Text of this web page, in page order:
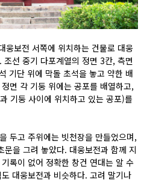
웅보전 서쪽에 위치하는 건물로 대웅
선 중기 다포계열의 정면 3칸, 측면
기단 위에 막돌 초석을 놓고 약한 배
면 각 기둥 위에는 공포를 배열하고,
기둥 사이에 위치하고 있는 공포)를
두고 주위에는 빗천장을 만들었으며,
을 그려 놓았다. 대웅보전과 함께 지
록이 없어 정확한 창건 연대는 알 수
대웅보전과 비슷하다. 고려 말기나